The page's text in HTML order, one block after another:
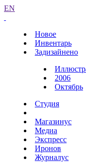
EN
Новое
Инвентарь
Задизайнено
2006
Октябрь
Студия
Магазинус
Медиа
Экспресс
Иронов
Журналус